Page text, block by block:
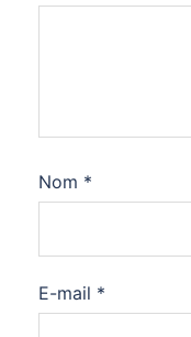
Nom *
E-mail *